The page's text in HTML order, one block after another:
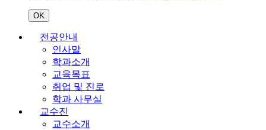
OK
전공안내
인사말
학과소개
교육목표
취업 및 진로
학과 사무실
교수진
교수소개